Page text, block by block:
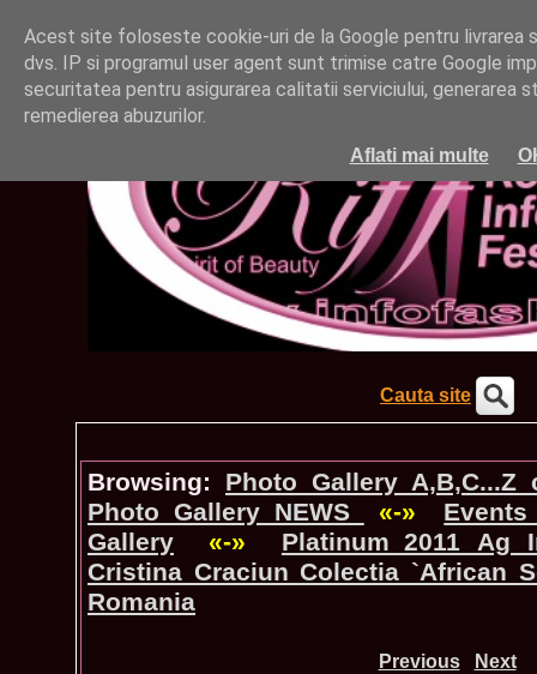
Acest site foloseste cookie-uri de la Google pentru livrarea
dvs. IP si programul user agent sunt trimise catre Google
securitatea pentru asigurarea calitatii serviciului, generarea
remedierea abuzurilor.
Aflati mai multe
Cauta site
Browsing:
Photo_Gallery
Photo_Gallery NEWS
«-»
Gallery
«-»
Platinum_2011 Ag
Cristina Craciun Colectia `African
Romania
Previous Next